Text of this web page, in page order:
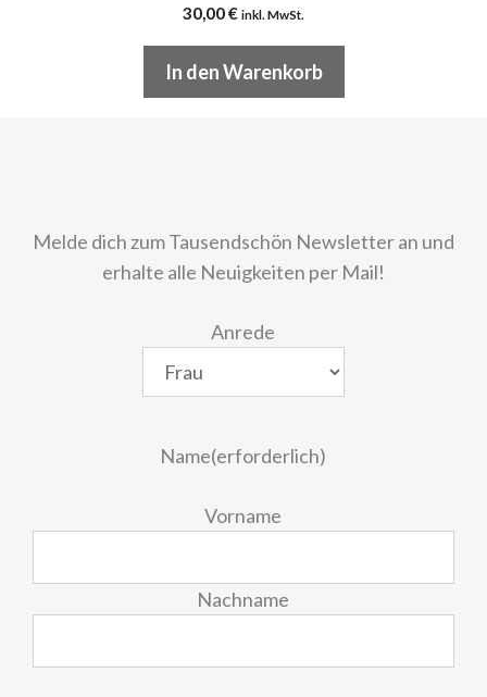
30,00€ inkl. MwSt.
In den Warenkorb
Melde dich zum Tausendschön Newsletter an und
erhalte alle Neuigkeiten per Mail!
Anrede
Name(erforderlich)
Vorname
Nachname